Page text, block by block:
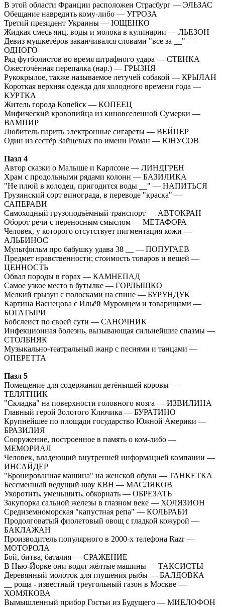
В этой области Франции расположен Страсбург — ЭЛЬЗАС
Обещание навредить кому-либо — УГРОЗА
Третий президент Украины — ЮЩЕНКО
Жидкая смесь яиц, воды и молока в кулинарии — ЛЬЕЗОН
Девиз мушкетёров заканчивался словами "все за __" —
ОДНОГО
Ряд футболистов во время штрафного удара — СТЕНКА
Ожесточённая перепалка (нар.) — ГРЫЗНЯ
Рукокрылое, также называемое летучей собакой — КРЫЛАН
Короткая верхняя одежда для холодного времени года —
КУРТКА
Житель города Копейск — КОПЕЕЦ
Мифический кровопийца из киновселенной Сумерки —
ВАМПИР
Любитель парить электронные сигареты — ВЕЙПЕР
Один из сестёр Зайцевых по имени Роман — ЮНУСОВ
Пазл 4
Автор сказки о Малыше и Карлсоне — ЛИНДГРЕН
Храм с продольными рядами колонн — БАЗИЛИКА
"Не плюй в колодец, пригодится воды __" — НАПИТЬСЯ
Грузинский сорт винограда, в переводе "краска" —
САПЕРАВИ
Самоходный грузоподъёмный транспорт — АВТОКРАН
Оборот речи с переносным смыслом — МЕТАФОРА
Человек, у которого отсутствует пигментация кожи —
АЛЬБИНОС
Мультфильм про бабушку удава 38 __ — ПОПУГАЕВ
Предмет нравственности; стоимость товаров и вещей —
ЦЕННОСТЬ
Обвал породы в горах — КАМНЕПАД
Самое узкое место в бутылке — ГОРЛЫШКО
Мелкий грызун с полосками на спине — БУРУНДУК
Картина Васнецова с Ильёй Муромцем и товарищами —
БОГАТЫРИ
Бобслеист по своей сути — САНОЧНИК
Инфекционная болезнь, вызывающая сильнейшие спазмы —
СТОЛБНЯК
Музыкально-театральный жанр с песнями и танцами —
ОПЕРЕТТА
Пазл 5
Помещение для содержания детёнышей коровы —
ТЕЛЯТНИК
"Складка" на поверхности головного мозга — ИЗВИЛИНА
Главный герой Золотого Ключика — БУРАТИНО
Крупнейшее по площади государство Южной Америки —
БРАЗИЛИЯ
Сооружение, построенное в память о ком-либо —
МЕМОРИАЛ
Человек, владеющий внутренней информацией компании —
ИНСАЙДЕР
"Бронированная машина" на женской обуви — ТАНКЕТКА
Бессменный ведущий шоу КВН — МАСЛЯКОВ
Укоротить, уменьшить, обкорнать — ОБРЕЗАТЬ
Закупорка сальной железы в глазном веке — ХОЛЯЗИОН
Средиземноморская "капустная репа" — КОЛЬРАБИ
Продолговатый фиолетовый овощ с гладкой кожурой —
БАКЛАЖАН
Производитель популярного в 2000-х телефона Razr —
МОТОРОЛА
Бой, битва, баталия — СРАЖЕНИЕ
В Нью-Йорке они водят жёлтые машины — ТАКСИСТЫ
Деревянный молоток для глушения рыбы — БАЛДОВКА
__ роща - известный треугольный газон в Москве —
ХОМЯКОВА
Вымышленный прибор Гостьи из Будущего — МИЕЛОФОН